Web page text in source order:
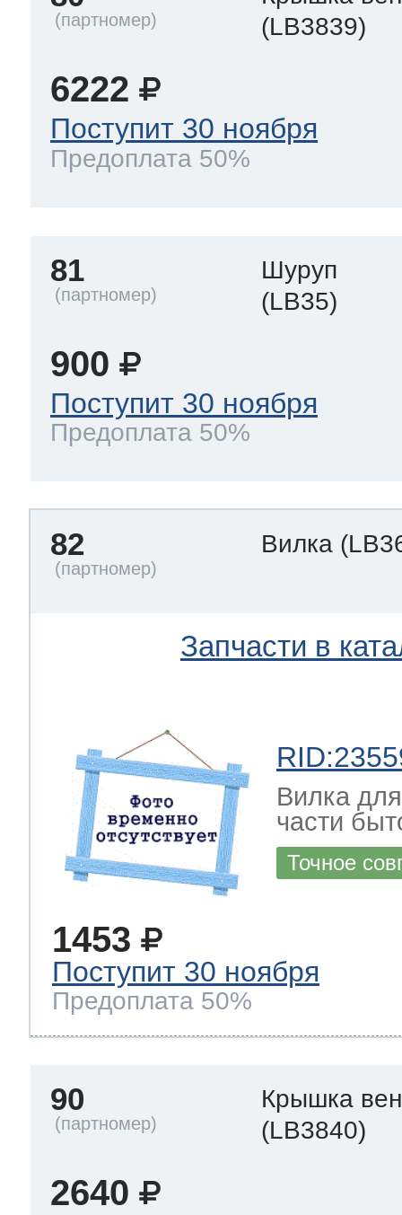
(LB3839)
6222
Поступит 30 ноября
Предоплата 50%
81
Шуруп
(LB35)
900
Поступит 30 ноября
Предоплата 50%
82 Вилка
Запчасти в
Вилка
части
Точное
1453
Поступит 30 ноября
Предоплата 50%
90
Крышка
(LB3840)
2640